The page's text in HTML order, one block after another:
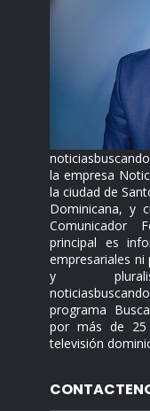
la empresa
la ciudad de
Dominicana, y
Comunicador
principal es
empresariales
y
programa
por más de 25
televisión